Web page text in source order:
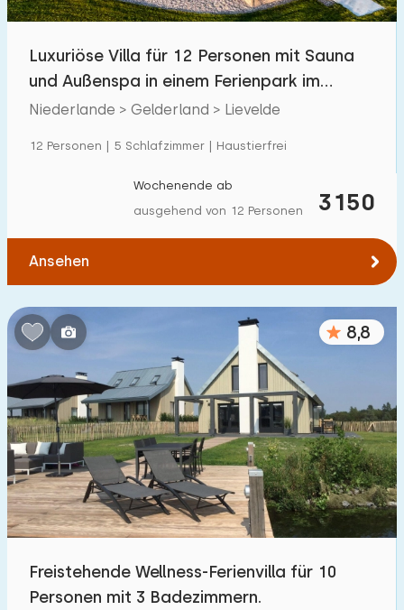
Luxuriöse Villa für 12 Personen mit Sauna
und Außenspa in einem Ferienpark im
Achterhoek.
Niederlande > Gelderland > Lievelde
12 Personen | 5 Schlafzimmer | Haustierfrei
3150
Wochenende ab
ausgehend von 12 Personen
Ansehen
8,8
Freistehende Wellness-Ferienvilla für 10
Personen mit 3 Badezimmern.